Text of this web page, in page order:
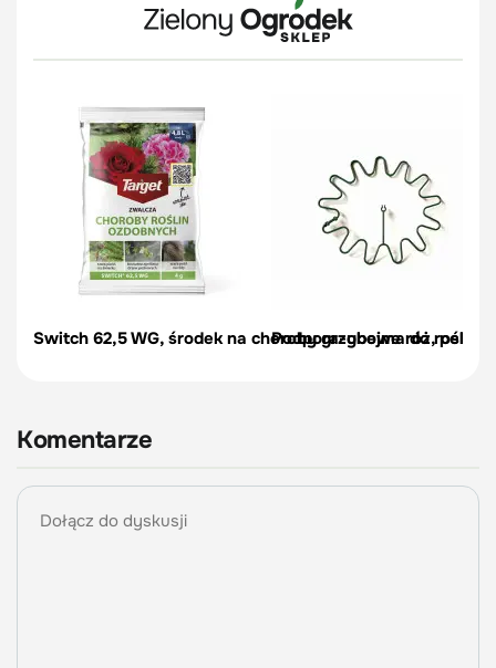
Switch 62,5 WG, środek na choroby grzybowe róż,
Podpora-obejma do roślin,
Komentarze